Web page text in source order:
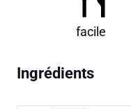
facile
Ingrédients